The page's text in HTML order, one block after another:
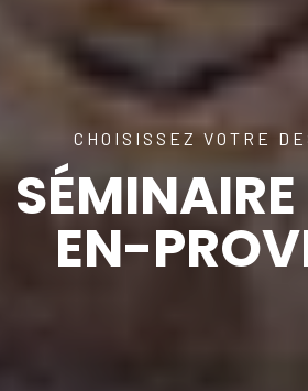
CHOISISSEZ VOTRE
EN-